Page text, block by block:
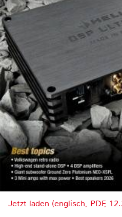
Jetzt laden (englisch, PDF,